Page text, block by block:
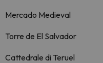
Mercado Medieval
Torre de El Salvador
Cattedrale di Teruel